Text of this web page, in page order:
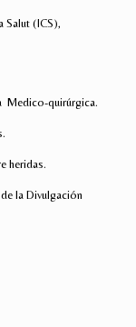
Salut (ICS),
Medico-quirúrgica.
heridas.
la Divulgación